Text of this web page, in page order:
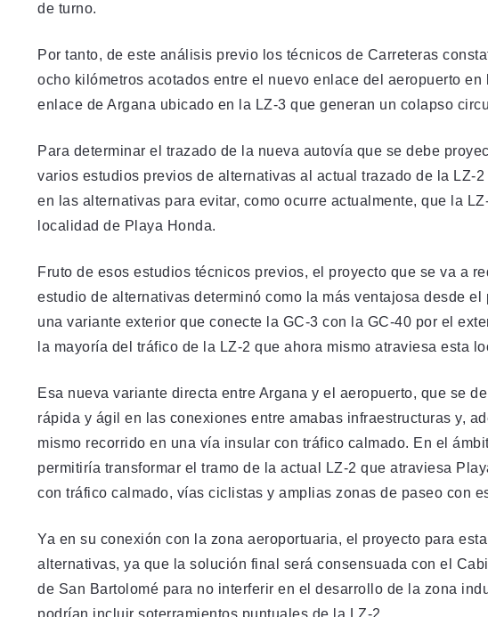
de turno.
Por tanto, de este análisis previo los técnicos de Carreteras
ocho kilómetros acotados entre el nuevo enlace del aeropuerto
enlace de Argana ubicado en la LZ-3 que generan un colapso
Para determinar el trazado de la nueva autovía que se debe
varios estudios previos de alternativas al actual trazado de la LZ-
en las alternativas para evitar, como ocurre actualmente, que la
localidad de Playa Honda.
Fruto de esos estudios técnicos previos, el proyecto que se va a
estudio de alternativas determinó como la más ventajosa desde
una variante exterior que conecte la GC-3 con la GC-40 por el
la mayoría del tráfico de la LZ-2 que ahora mismo atraviesa esta
Esa nueva variante directa entre Argana y el aeropuerto, que se
rápida y ágil en las conexiones entre amabas infraestructuras y,
mismo recorrido en una vía insular con tráfico calmado. En el
permitiría transformar el tramo de la actual LZ-2 que atraviesa
con tráfico calmado, vías ciclistas y amplias zonas de paseo con
Ya en su conexión con la zona aeroportuaria, el proyecto para
alternativas, ya que la solución final será consensuada con el
de San Bartolomé para no interferir en el desarrollo de la zona
podrían incluir soterramientos puntuales de la LZ-2.